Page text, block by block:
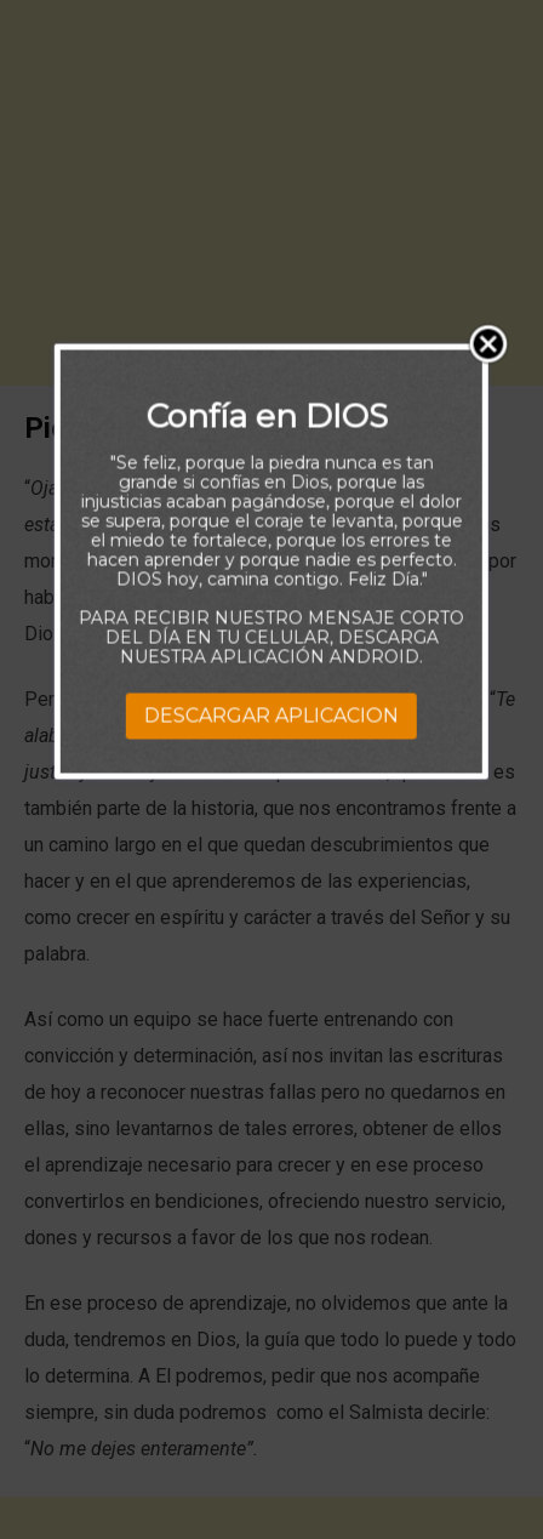
Piensa:
“Ojalá fuesen ordenados mis caminos Para guardar tus
estatutos ” dice el salmista y vienen a mi mente aquellos
momentos en los que me sentí presa de la vergüenza, por
haber en algún sentido, fallado a otros, a mí mismo y a
Dios.
Pero el salmista no se detiene allí y continua diciendo: “Te
alabaré con rectitud de corazón Cuando aprendiere tus
justos juicios” y me fortalece para recordar, que el caer es
también parte de la historia, que nos encontramos frente a
un camino largo en el que quedan descubrimientos que
hacer y en el que aprenderemos de las experiencias,
como crecer en espíritu y carácter a través del Señor y su
palabra.
Así como un equipo se hace fuerte entrenando con
convicción y determinación, así nos invitan las escrituras
de hoy a reconocer nuestras fallas pero no quedarnos en
ellas, sino levantarnos de tales errores, obtener de ellos
el aprendizaje necesario para crecer y en ese proceso
convertirlos en bendiciones, ofreciendo nuestro servicio,
dones y recursos a favor de los que nos rodean.
En ese proceso de aprendizaje, no olvidemos que ante la
duda, tendremos en Dios, la guía que todo lo puede y todo
lo determina. A El podremos, pedir que nos acompañe
siempre, sin duda podremos como el Salmista decirle:
“No me dejes enteramente”.
Confía en DIOS
"Se feliz, porque la piedra nunca es tan
grande si confías en Dios, porque las
injusticias acaban pagándose, porque el dolor
se supera, porque el coraje te levanta, porque
el miedo te fortalece, porque los errores te
hacen aprender y porque nadie es perfecto.
DIOS hoy, camina contigo. Feliz Día."
PARA RECIBIR NUESTRO MENSAJE CORTO
DEL DÍA EN TU CELULAR, DESCARGA
NUESTRA APLICACIÓN ANDROID.
DESCARGAR APLICACION